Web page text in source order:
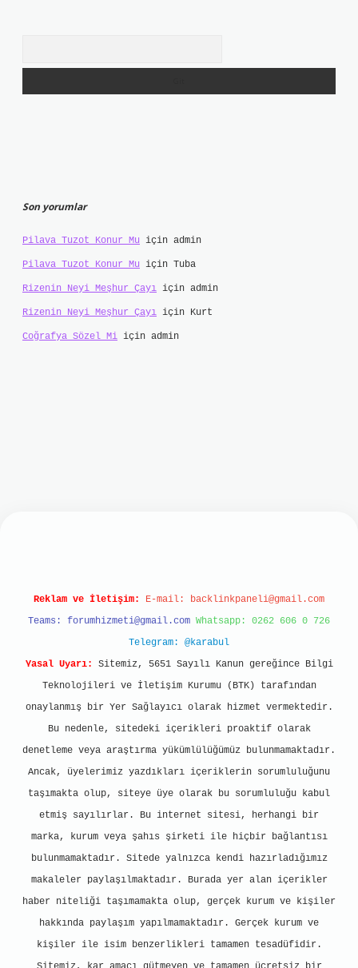
Son yorumlar
Pilava Tuzot Konur Mu için admin
Pilava Tuzot Konur Mu için Tuba
Rizenin Neyi Meşhur Çayı için admin
Rizenin Neyi Meşhur Çayı için Kurt
Coğrafya Sözel Mi için admin
Reklam ve İletişim: E-mail: backlinkpaneli@gmail.com
Teams: forumhizmeti@gmail.com Whatsapp: 0262 606 0 726
Telegram: @karabul
Yasal Uyarı:
Sitemiz, 5651 Sayılı Kanun gereğince Bilgi
Teknolojileri ve İletişim Kurumu (BTK) tarafından
onaylanmış bir Yer Sağlayıcı olarak hizmet vermektedir.
Bu nedenle, sitedeki içerikleri proaktif olarak
denetleme veya araştırma yükümlülüğümüz bulunmamaktadır.
Ancak, üyelerimiz yazdıkları içeriklerin sorumluluğunu
taşımakta olup, siteye üye olarak bu sorumluluğu kabul
etmiş sayılırlar. Bu internet sitesi, herhangi bir
marka, kurum veya şahıs şirketi ile hiçbir bağlantısı
bulunmamaktadır. Sitede yalnızca kendi hazırladığımız
makaleler paylaşılmaktadır. Burada yer alan içerikler
haber niteliği taşımamakta olup, gerçek kurum ve kişiler
hakkında paylaşım yapılmamaktadır. Gerçek kurum ve
kişiler ile isim benzerlikleri tamamen tesadüfidir.